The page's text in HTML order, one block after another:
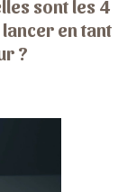
sont les 4
en tant
?